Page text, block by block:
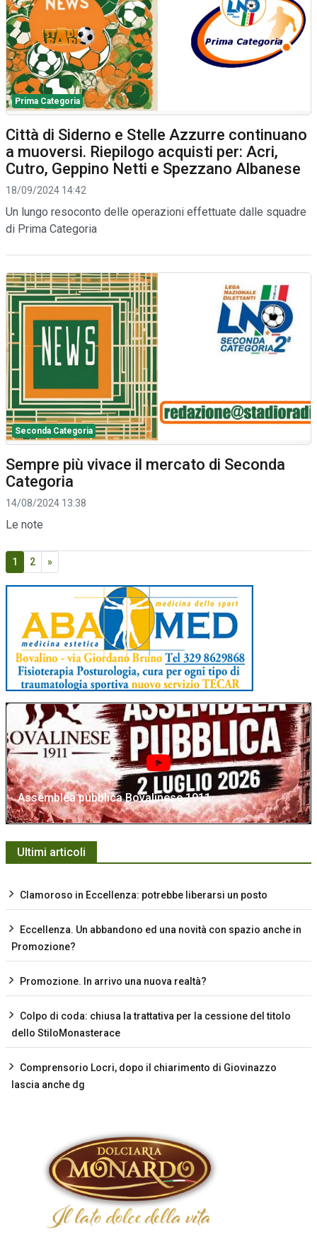
Prima Categoria
Città di Siderno e Stelle Azzurre continuano
a muoversi. Riepilogo acquisti per: Acri,
Cutro, Geppino Netti e Spezzano Albanese
18/09/2024 14:42
Un lungo resoconto delle operazioni effettuate dalle squadre
di Prima Categoria
Seconda Categoria
Sempre più vivace il mercato di Seconda
Categoria
14/08/2024 13:38
Le note
1 2 »
Assemblea pubblica Bovalinese 1911
Ultimi articoli
Clamoroso in Eccellenza: potrebbe liberarsi un posto
Eccellenza. Un abbandono ed una novità con spazio anche in
Promozione?
Promozione. In arrivo una nuova realtà?
Colpo di coda: chiusa la trattativa per la cessione del titolo
dello StiloMonasterace
Comprensorio Locri, dopo il chiarimento di Giovinazzo
lascia anche dg